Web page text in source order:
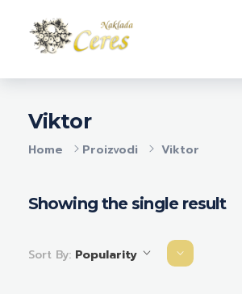
Home Proizvodi Viktor
Viktor
Showing the single result
Sort By: Popularity